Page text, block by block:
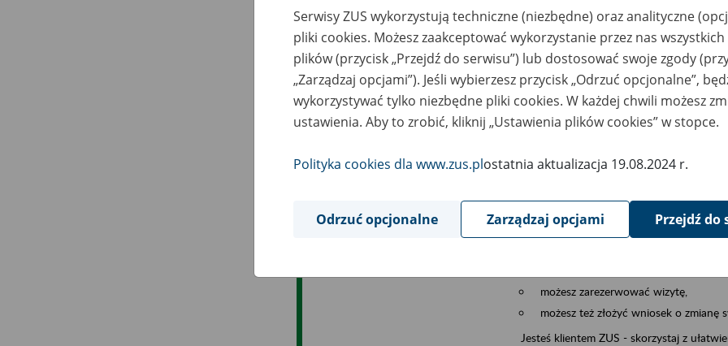
Jeśli jesteś osobą ubezpieczoną (np.
możesz sprawdzić swoje dane
masz dostęp do informacji o stanie
masz dostęp do informacji o
Jeśli jesteś płatnikiem składek (np.
możesz skorzystać z aplikacji
ubezpieczeń, wypełnisz i
ZUS,
możesz złożyć wniosek o wydanie
masz dostęp do zwolnień lekarskich
Jeśli jesteś świadczeniobiorcą
masz dostęp m.in. do formularza
do formularza PIT 40A, czyli
możesz zarezerwować wizytę,
możesz też złożyć wniosek o zmianę
Jesteś klientem ZUS - skorzystaj z
Serwisy ZUS wykorzystują techniczne (niezbędne) oraz analityczne
pliki cookies. Możesz zaakceptować wykorzystanie przez nas
plików (przycisk „Przejdź do serwisu”) lub dostosować swoje zgody
„Zarządzaj opcjami”). Jeśli wybierzesz przycisk „Odrzuć opcjonalne”,
wykorzystywać tylko niezbędne pliki cookies. W każdej chwili możesz
ustawienia. Aby to zrobić, kliknij „Ustawienia plików cookies” w stopce.
Polityka cookies dla www.zus.plostatnia aktualizacja 19.08.2024 r.
Odrzuć opcjonalne Zarządzaj opcjami Przejdź do